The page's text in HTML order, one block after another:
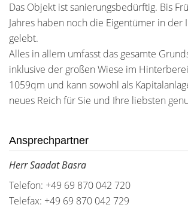
Das Objekt ist sanierungsbedürftig. Bis
Jahres haben noch die Eigentümer in der
gelebt.
Alles in allem umfasst das gesamte
inklusive der großen Wiese im
1059qm und kann sowohl als
neues Reich für Sie und Ihre liebsten
Ansprechpartner
Herr Saadat Basra
Telefon: +49 69 870 042 720
Telefax: +49 69 870 042 729